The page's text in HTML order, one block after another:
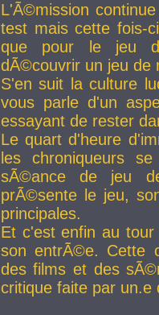
L'Ã©mission
test mais cette fois-
que pour le jeu
dÃ©couvrir un jeu de
S'en suit la culture
vous parle d'un
essayant de rester
Le quart d'heure
les chroniqueurs
sÃ©ance de jeu
prÃ©sente le jeu,
principales.
Et c'est enfin au
son entrÃ©e. Cette
des films et des
critique faite par